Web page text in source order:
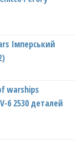
Імперський
warships
6 2530 деталей